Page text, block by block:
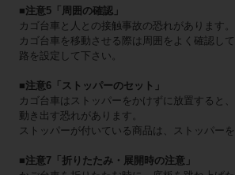
■注意5「周囲の確認」
カゴ台車と人との接触事故の恐れがあります。
カゴ台車を移動させる際は周囲をよく確認し
路を設定して下さい。
■注意6「ストッパーのセット」
カゴ台車はストッパーをかけずに放置すると
動き出す恐れがあります。
ストッパーが付いている商品は、ストッパー
■注意7「折りたたみ・展開時の注意」